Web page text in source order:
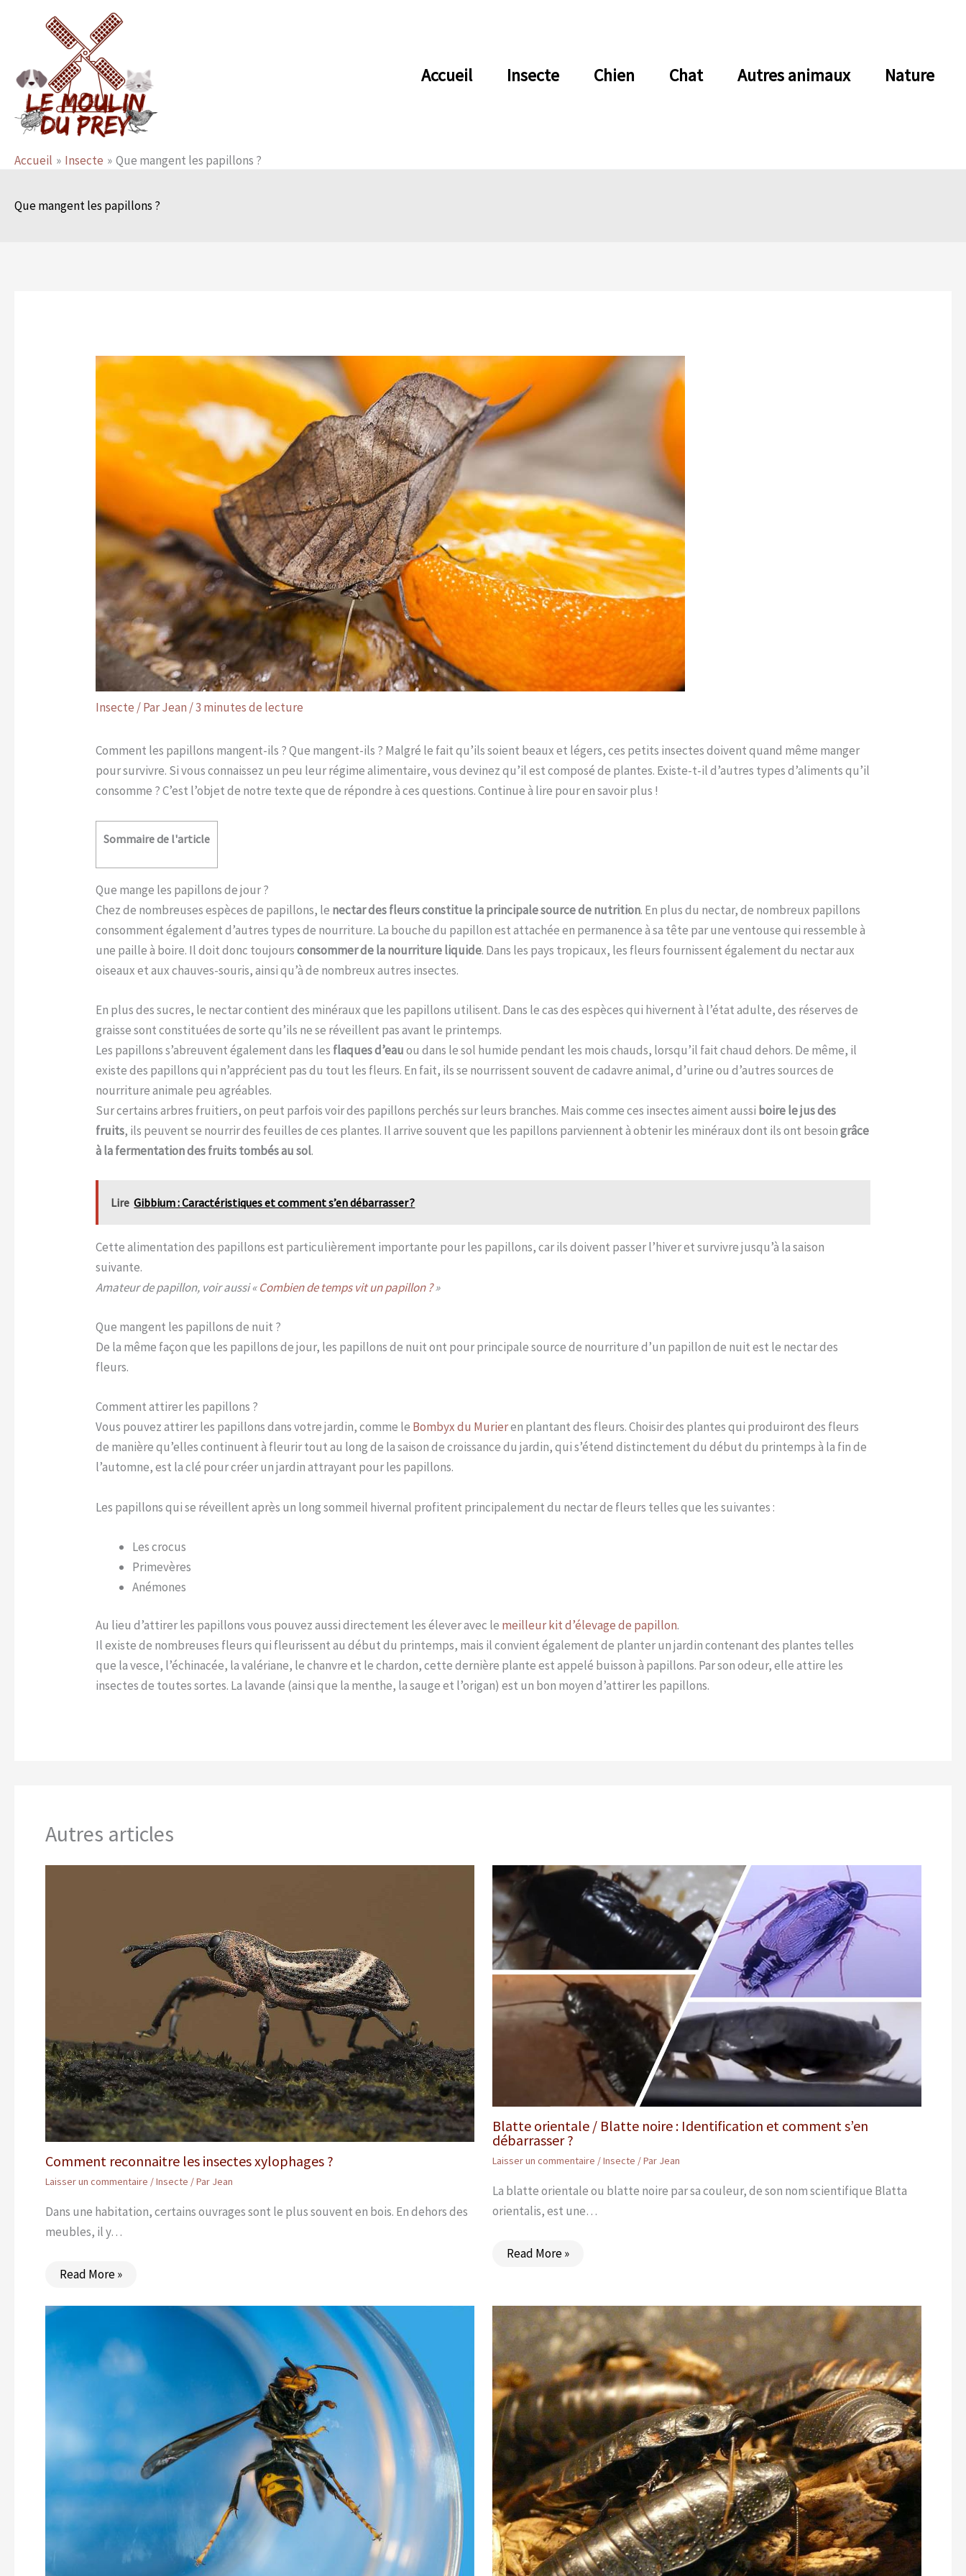
Accueil Insecte Chien Chat Autres animaux Nature
Accueil Insecte Que mangent les papillons ?
Que mangent les papillons ?
Insecte / ParJean /3 minutes de lecture
Comment les papillons mangent-ils ? Que mangent-ils ? Malgré le fait qu’ils soient beaux et légers, ces petits insectes doivent quand même manger
pour survivre. Si vous connaissez un peu leur régime alimentaire, vous devinez qu’il est composé de plantes. Existe-t-il d’autres types d’aliments qu’il
consomme ? C’est l’objet de notre texte que de répondre à ces questions. Continue à lire pour en savoir plus !
Sommaire de l'article
Que mange les papillons de jour ?
Chez de nombreuses espèces de papillons, le nectar des fleurs constitue la principale source de nutrition. En plus du nectar, de nombreux papillons
consomment également d’autres types de nourriture. La bouche du papillon est attachée en permanence à sa tête par une ventouse qui ressemble à
une paille à boire. Il doit donc toujoursconsommer de la nourriture liquide. Dans les pays tropicaux, les fleurs fournissent également du nectar aux
oiseaux et aux chauves-souris, ainsi qu’à de nombreux autres insectes.
En plus des sucres, le nectar contient des minéraux que les papillons utilisent. Dans le cas des espèces qui hivernent à l’état adulte, des réserves de
graisse sont constituées de sorte qu’ils ne se réveillent pas avant le printemps.
Les papillons s’abreuvent également dans les flaques d’eauou dans le sol humide pendant les mois chauds, lorsqu’il fait chaud dehors. De même, il
existe des papillons qui n’apprécient pas du tout les fleurs. En fait, ils se nourrissent souvent de cadavre animal, d’urine ou d’autres sources de
nourriture animale peu agréables.
Sur certains arbres fruitiers, on peut parfois voir des papillons perchés sur leurs branches. Mais comme ces insectes aiment aussi boire le jus des
fruits, ils peuvent se nourrir des feuilles de ces plantes. Il arrive souvent que les papillons parviennent à obtenir les minéraux dont ils ont besoingrâce
à la fermentation des fruits tombés au sol.
Lire Gibbium : Caractéristiques et comment s’en débarrasser ?
Cette alimentation des papillons est particulièrement importante pour les papillons, car ils doivent passer l’hiver et survivre jusqu’à la saison
suivante.
Amateur de papillon, voir aussi «Combien de temps vit un papillon ?»
Que mangent les papillons de nuit ?
De la même façon que les papillons de jour, les papillons de nuit ont pour principale source de nourriture d’un papillon de nuit est le nectar des
fleurs.
Comment attirer les papillons ?
Vous pouvez attirer les papillons dans votre jardin, comme le Bombyx du Murieren plantant des fleurs. Choisir des plantes qui produiront des fleurs
de manière qu’elles continuent à fleurir tout au long de la saison de croissance du jardin, qui s’étend distinctement du début du printemps à la fin de
l’automne, est la clé pour créer un jardin attrayant pour les papillons.
Les papillons qui se réveillent après un long sommeil hivernal profitent principalement du nectar de fleurs telles que les suivantes :
Les crocus
Primevères
Anémones
Au lieu d’attirer les papillons vous pouvez aussi directement les élever avec le meilleur kit d’élevage de papillon.
Il existe de nombreuses fleurs qui fleurissent au début du printemps, mais il convient également de planter un jardin contenant des plantes telles
que la vesce, l’échinacée, la valériane, le chanvre et le chardon, cette dernière plante est appelé buisson à papillons. Par son odeur, elle attire les
insectes de toutes sortes. La lavande (ainsi que la menthe, la sauge et l’origan) est un bon moyen d’attirer les papillons.
Autres articles
Comment reconnaitre les insectes xylophages ?
Laisser un commentaire /Insecte / Par Jean
Dans une habitation, certains ouvrages sont le plus souvent en bois. En dehors des
meubles, il y…
Read More »
Blatte orientale / Blatte noire : Identification et comment s’en
débarrasser ?
Laisser un commentaire /Insecte / Par Jean
La blatte orientale ou blatte noire par sa couleur, de son nom scientifique Blatta
orientalis, est une…
Read More »